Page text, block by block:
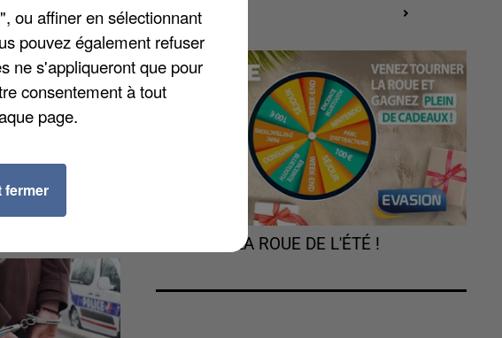
du Musée
sera
« Des
», ainsi qu’un
45. Infos sur
GAGNER
TOURNEZ LA ROUE DE L'ÉTÉ !
ou affiner en sélectionnant
pouvez également refuser
ne s'appliqueront que pour
consentement à tout
page.
fermer